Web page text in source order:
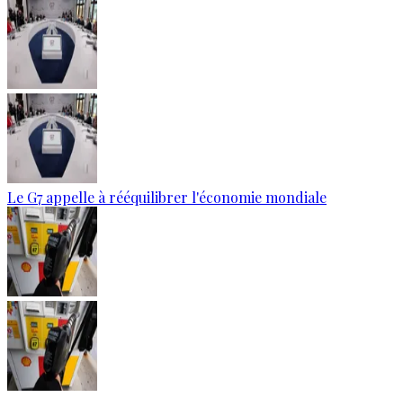
Le G7 appelle à rééquilibrer l'économie mondiale